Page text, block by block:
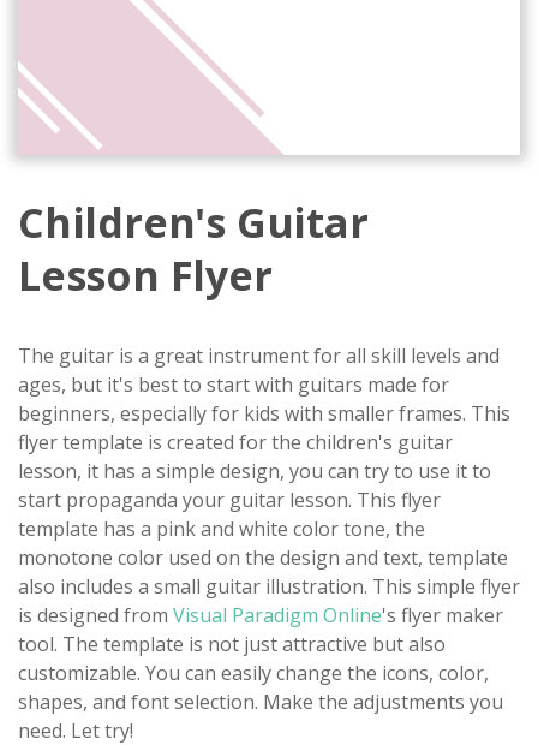
Children's Guitar
Lesson Flyer
The guitar is a great instrument for all skill levels and
ages, but it's best to start with guitars made for
beginners, especially for kids with smaller frames. This
flyer template is created for the children's guitar
lesson, it has a simple design, you can try to use it to
start propaganda your guitar lesson. This flyer
template has a pink and white color tone, the
monotone color used on the design and text, template
also includes a small guitar illustration. This simple flyer
is designed from Visual Paradigm Online's flyer maker
tool. The template is not just attractive but also
customizable. You can easily change the icons, color,
shapes, and font selection. Make the adjustments you
need. Let try!